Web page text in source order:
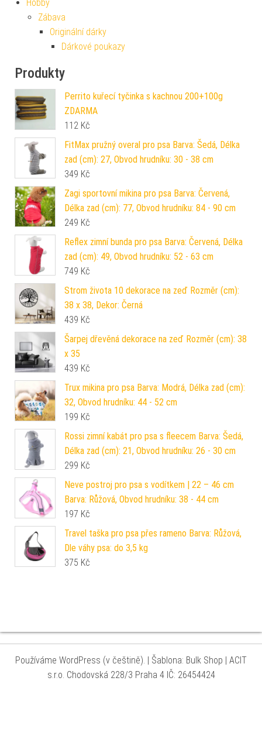
Hobby
Zábava
Originální dárky
Dárkové poukazy
Produkty
Perrito kuřecí tyčinka s kachnou 200+100g
ZDARMA
112 Kč
FitMax pružný overal pro psa Barva: Šedá, Délka
zad (cm): 27, Obvod hrudníku: 30 - 38 cm
349 Kč
Zagi sportovní mikina pro psa Barva: Červená,
Délka zad (cm): 77, Obvod hrudníku: 84 - 90 cm
249 Kč
Reflex zimní bunda pro psa Barva: Červená, Délka
zad (cm): 49, Obvod hrudníku: 52 - 63 cm
749 Kč
Strom života 10 dekorace na zeď Rozměr (cm):
38 x 38, Dekor: Černá
439 Kč
Šarpej dřevěná dekorace na zeď Rozměr (cm): 38
x 35
439 Kč
Trux mikina pro psa Barva: Modrá, Délka zad (cm):
32, Obvod hrudníku: 44 - 52 cm
199 Kč
Rossi zimní kabát pro psa s fleecem Barva: Šedá,
Délka zad (cm): 21, Obvod hrudníku: 26 - 30 cm
299 Kč
Neve postroj pro psa s vodítkem | 22 – 46 cm
Barva: Růžová, Obvod hrudníku: 38 - 44 cm
197 Kč
Travel taška pro psa přes rameno Barva: Růžová,
Dle váhy psa: do 3,5 kg
375 Kč
Používáme WordPress (v češtině). | Šablona: Bulk Shop | ACIT
s.r.o. Chodovská 228/3 Praha 4 IČ: 26454424